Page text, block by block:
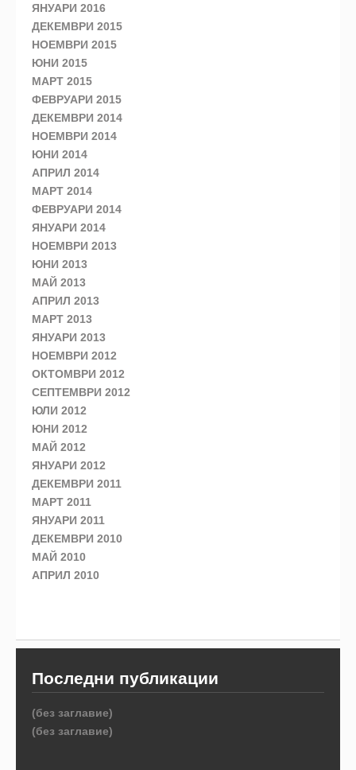
ЯНУАРИ 2016
ДЕКЕМВРИ 2015
НОЕМВРИ 2015
ЮНИ 2015
МАРТ 2015
ФЕВРУАРИ 2015
ДЕКЕМВРИ 2014
НОЕМВРИ 2014
ЮНИ 2014
АПРИЛ 2014
МАРТ 2014
ФЕВРУАРИ 2014
ЯНУАРИ 2014
НОЕМВРИ 2013
ЮНИ 2013
МАЙ 2013
АПРИЛ 2013
МАРТ 2013
ЯНУАРИ 2013
НОЕМВРИ 2012
ОКТОМВРИ 2012
СЕПТЕМВРИ 2012
ЮЛИ 2012
ЮНИ 2012
МАЙ 2012
ЯНУАРИ 2012
ДЕКЕМВРИ 2011
МАРТ 2011
ЯНУАРИ 2011
ДЕКЕМВРИ 2010
МАЙ 2010
АПРИЛ 2010
Последни публикации
(без заглавие)
(без заглавие)